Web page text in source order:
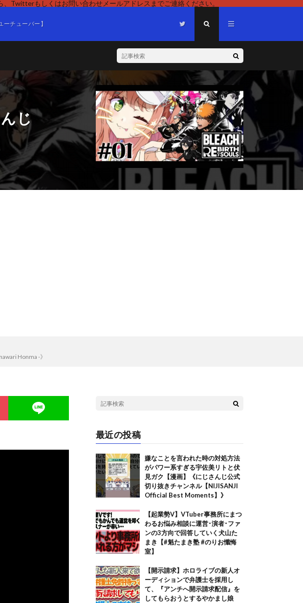
Twitterもしくはお問い合わせメールアドレスまでご連絡ください。
チューバー】
じ
Honma -》
最近の投稿
嫌なことを言われた時の対処方法
がパワー系すぎる宇佐美リトと伏
見ガク【漫画】《にじさんじ公式
切り抜きチャンネル【NIJISANJI
Official Best Moments】》
【起業勢V】VTuber事務所にまつ
わるお悩み相談に運営･演者･ファ
ンの3方向で回答していく犬山た
まき【#魁たまき塾 #のりお懺悔
室】
【開示請求】ホロライブの新人オ
ーディションで弁護士を採用し
て、『アンチへ開示請求配信』を
してもらおうとするやかまし娘